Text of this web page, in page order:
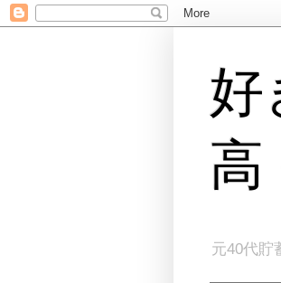
好
高
元40代貯